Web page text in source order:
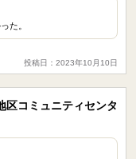
た。
投稿日：2023年10月10日
区コミュニティセンタ